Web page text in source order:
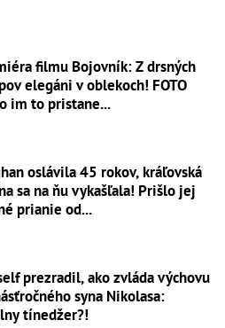
filmu Bojovník: Z drsných
elegáni v oblekoch! FOTO
im to pristane...
oslávila 45 rokov, kráľovská
sa na ňu vykašľala! Prišlo jej
prianie od...
prezradil, ako zvláda výchovu
syna Nikolasa:
tínedžer?!